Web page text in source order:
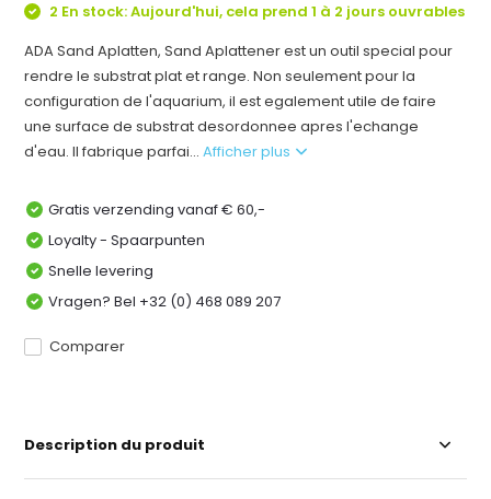
2 En stock: Aujourd'hui, cela prend 1 à 2 jours ouvrables
ADA Sand Aplatten, Sand Aplattener est un outil special pour
rendre le substrat plat et range. Non seulement pour la
configuration de l'aquarium, il est egalement utile de faire
une surface de substrat desordonnee apres l'echange
d'eau. Il fabrique parfai...Afficher plus
Gratis verzending vanaf € 60,-
Loyalty - Spaarpunten
Snelle levering
Vragen? Bel +32 (0) 468 089 207
Comparer
Description du produit